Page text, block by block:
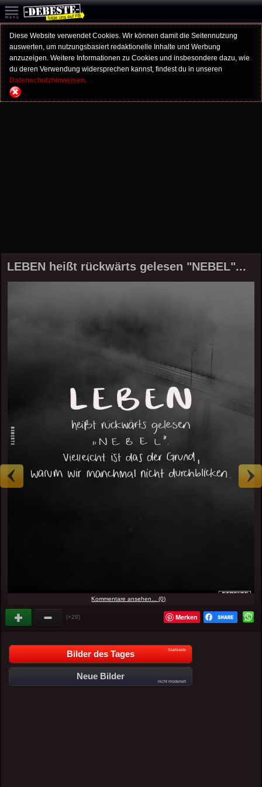
Diese Website verwendet Cookies. Wir können damit die Seitennutzung
auswerten, um nutzungsbasiert redaktionelle Inhalte und Werbung
anzuzeigen. Weitere Informationen zu Cookies und insbesondere dazu, wie
du deren Verwendung widersprechen kannst, findest du in unseren
Datenschutzhinweisen.
LEBEN heißt rückwärts gelesen "NEBEL"...
Kommentare ansehen... (0)
(+28) Merken
Bilder des Tages Startseite
Neue Bilder
nicht moderiert